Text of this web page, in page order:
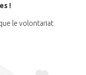
!
le volontariat